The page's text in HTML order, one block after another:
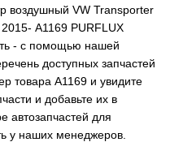
воздушный VW Transporter
A1169 PURFLUX
- с помощью нашей
доступных запчастей
товара A1169 и увидите
и добавьте их в
автозапчастей для
у наших менеджеров.